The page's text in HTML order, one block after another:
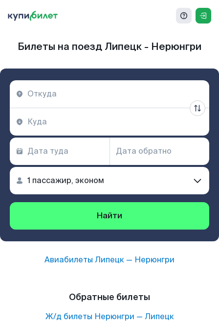
Билеты на поезд Липецк - Нерюнгри
Найти
Авиабилеты Липецк — Нерюнгри
Обратные билеты
Ж/д билеты Нерюнгри — Липецк